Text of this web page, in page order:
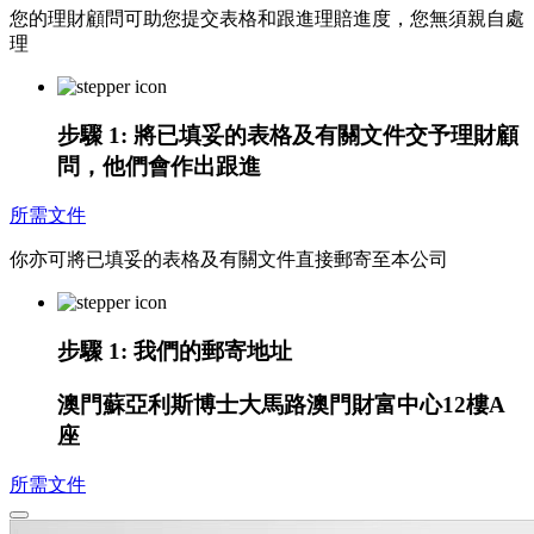
您的理財顧問可助您提交表格和跟進理賠進度，您無須親自處
理
步驟 1: 將已填妥的表格及有關文件交予理財顧
問，他們會作出跟進
所需文件
你亦可將已填妥的表格及有關文件直接郵寄至本公司
步驟 1: 我們的郵寄地址
澳門蘇亞利斯博士大馬路澳門財富中心12樓A
座
所需文件